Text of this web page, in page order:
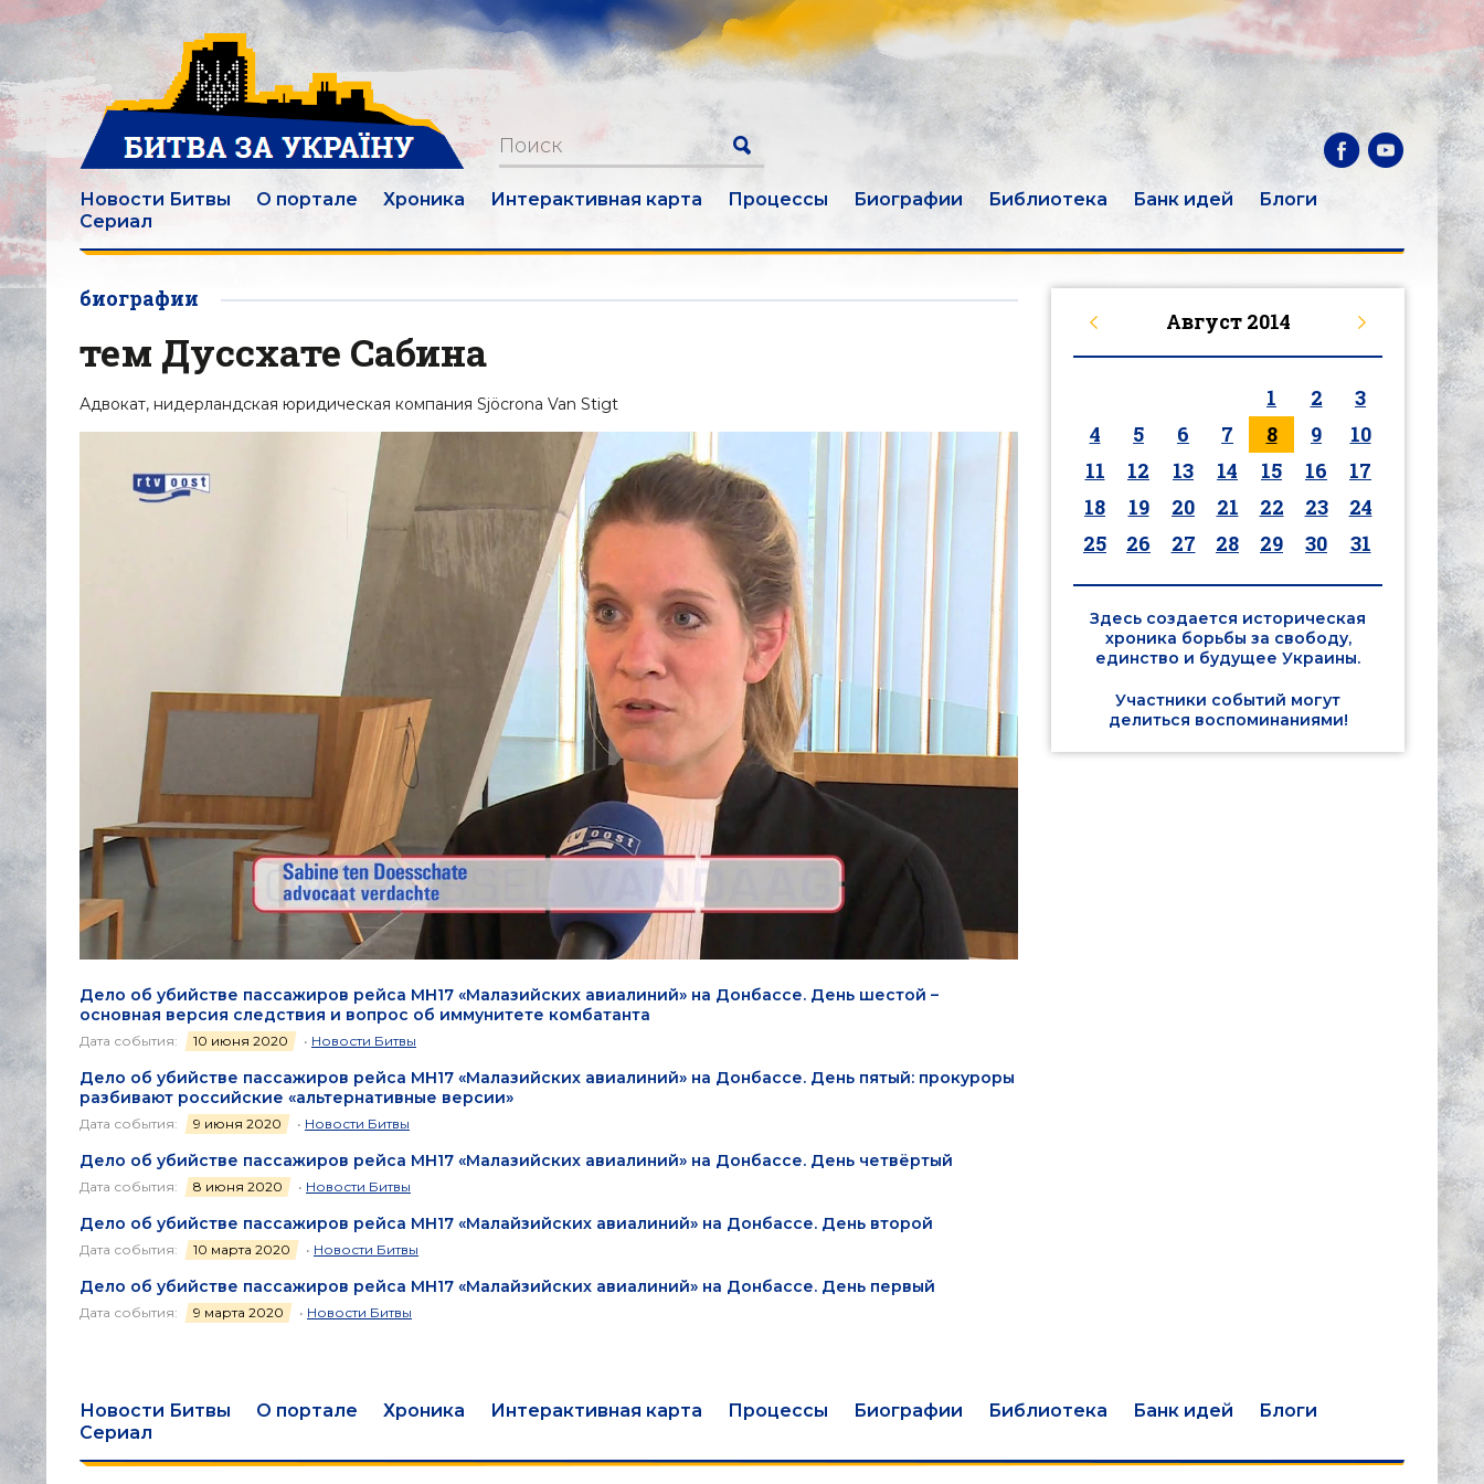
Новости Битвы О портале Хроника Интерактивная карта Процессы Биографии Библиотека Банк идей
Блоги
Сериал
биографии
тем Дуссхате Сабина
Адвокат, нидерландская юридическая компания Sjöcrona Van Stigt
Дело об убийстве пассажиров рейса МН17 «Малазийских авиалиний» на Донбассе. День шестой –
основная версия следствия и вопрос об иммунитете комбатанта
Дата события: 10 июня 2020 • Новости Битвы
Дело об убийстве пассажиров рейса МН17 «Малазийских авиалиний» на Донбассе. День пятый: прокуроры
разбивают российские «альтернативные версии»
Дата события: 9 июня 2020 • Новости Битвы
Дело об убийстве пассажиров рейса МН17 «Малазийских авиалиний» на Донбассе. День четвёртый
Дата события: 8 июня 2020 • Новости Битвы
Дело об убийстве пассажиров рейса МН17 «Малайзийских авиалиний» на Донбассе. День второй
Дата события: 10 марта 2020 • Новости Битвы
Дело об убийстве пассажиров рейса МН17 «Малайзийских авиалиний» на Донбассе. День первый
Дата события: 9 марта 2020 • Новости Битвы
Август 2014
1 2
3
4
5 6 7 8 9
10
11
12 13 14 15 16
17
18
19 20 21 22 23
24
25
26 27 28 29 30 31
Здесь создается историческая
хроника борьбы за свободу,
единство и будущее Украины.
Участники событий могут
делиться воспоминаниями!
Новости Битвы О портале Хроника Интерактивная карта Процессы Биографии Библиотека Банк идей
Блоги
Сериал